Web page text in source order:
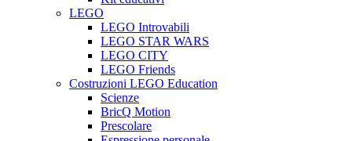
LEGO
LEGO Introvabili
LEGO STAR WARS
LEGO CITY
LEGO Friends
Costruzioni LEGO Education
Scienze
BricQ Motion
Prescolare